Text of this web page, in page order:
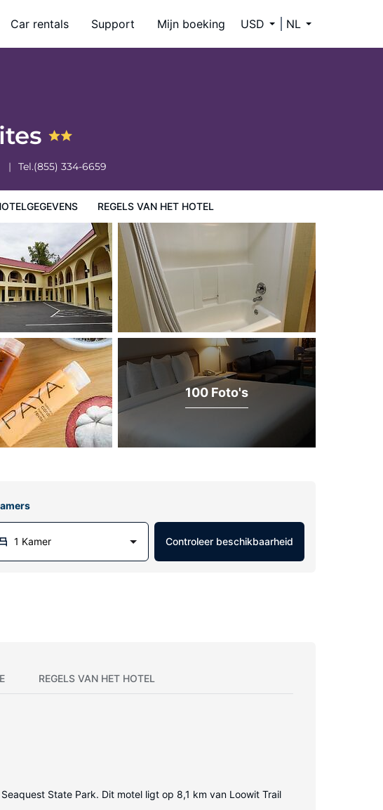
Car rentals Support Mijn boeking USD NL
Tel.(855) 334-6659
REGELS VAN HET HOTEL
100 Foto's
1 Kamer Controleer beschikbaarheid
REGELS VAN HET HOTEL
State Park. Dit motel ligt op 8,1 km van Loowit Trail